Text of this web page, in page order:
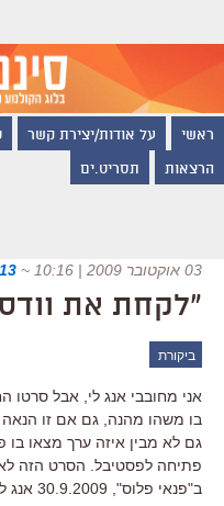
ראשי על אודות/יצירת קשר
הרצאות תסריט.ים
03 אוקטובר 2009 | 10:16 ~
13 COMMENTS
"לקחת את
ביקורת
אני מחובבי אנג לי, אבל
בו משהו מהנה, גם אם זו הנאה
גם לא מבין איזה ערך מצאו בו
פתיחה לפסטיבל. הסרט הזה
ב"פנאי פלוס", 30.9.2009 אנג לי, […]